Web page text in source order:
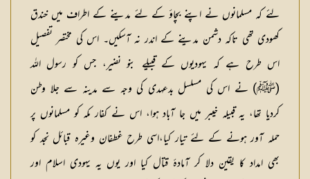
لئے کہ مسلمانوں نے اپنے بچاؤ کے لئے مدینے کے اطراف میں خندق
کھودی تھی تاکہ دشمن مدینے کے اندر نہ آسکیں۔ اس کی مختصر تفصیل
اس طرح ہے کہ یہودیوں کے قبیلے بنو نضیر، جس کو رسول اللہ
(ﷺ) نے اس کی مسلسل بدعہدی کی وجہ سے مدینہ سے جلا وطن
کردیا تھا، یہ قبیلہ خیبر میں جا آباد ہوا، اس نے کفار مکہ کو مسلمانوں پر
حملہ آور ہونے کے لئے تیار کیا،اسی طرح غطفان وغیرہ قبائل نجد کو
بھی امداد کا یقین دلا کر آمادۂ قتال کیا اور یوں یہ یہودی اسلام اور